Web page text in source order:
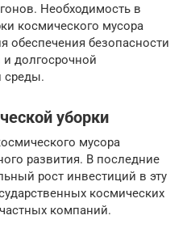
Необходимость в
космического мусора
обеспечения безопасности
и долгосрочной
среды.
уборки
мусора
развития. В последние
рост инвестиций в эту
космических
компаний.